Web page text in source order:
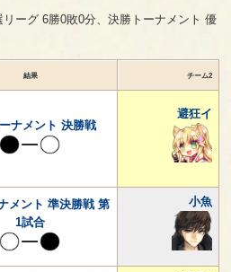
リーグ 6勝0敗0分、決勝トーナメント 優
結果 チーム2
ナメント 決勝戦
避狂イ
メント 準決勝戦 第
1試合
小魚